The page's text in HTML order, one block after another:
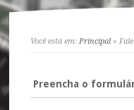
Você está em: Principal» Fale
Preencha o